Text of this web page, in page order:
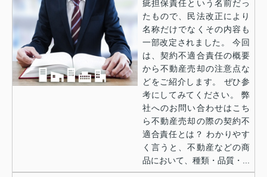
疵担保責任という名前だっ
たもので、民法改正により
名称だけでなくその内容も
一部改定されました。 今回
は、契約不適合責任の概要
から不動産売却の注意点な
どをご紹介します。 ぜひ参
考にしてみてください。 弊
社へのお問い合わせはこち
ら不動産売却の際の契約不
適合責任とは？ わかりやす
く言うと、不動産などの商
品において、種類・品質・...